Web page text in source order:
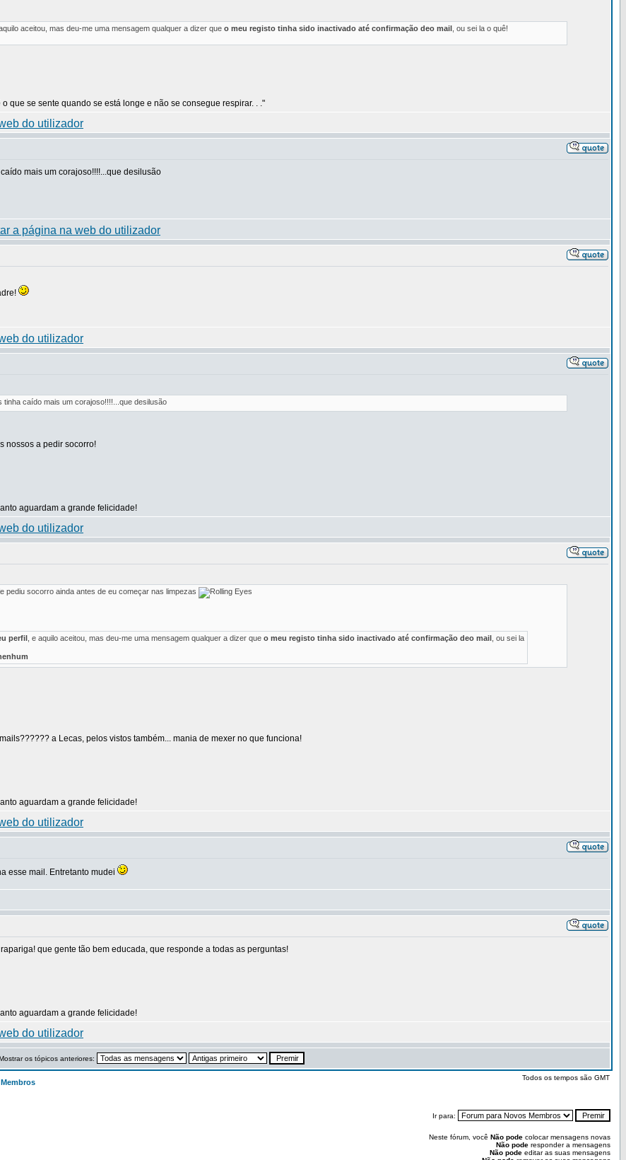
aceitou, mas deu-me uma mensagem qualquer a dizer que o meu registo tinha sido inactivado até confirmação deo mail, ou sei la o quê!
que se sente quando se está longe e não se consegue respirar. . ."
mais um corajoso!!!!...que desilusão
caído mais um corajoso!!!!...que desilusão
nossos a pedir socorro!
aguardam a grande felicidade!
pediu socorro ainda antes de eu começar nas limpezas
perfil, e aquilo aceitou, mas deu-me uma mensagem qualquer a dizer que o meu registo tinha sido inactivado até confirmação deo mail, ou sei la
a Lecas, pelos vistos também... mania de mexer no que funciona!
aguardam a grande felicidade!
esse mail. Entretanto mudei
que gente tão bem educada, que responde a todas as perguntas!
aguardam a grande felicidade!
os tópicos anteriores:
Todos os tempos são GMT
Ir para:
Neste fórum, você Não pode colocar mensagens novas
Não pode responder a mensagens
Não pode editar as suas mensagens